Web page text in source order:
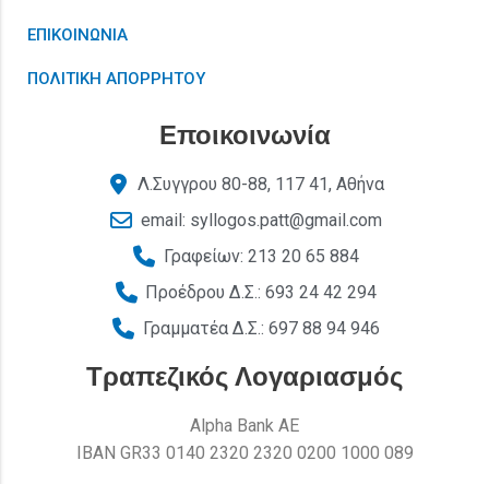
ΕΠΙΚΟΙΝΩΝΙΑ
ΠΟΛΙΤΙΚΗ ΑΠΟΡΡΗΤΟΥ
Εποικοινωνία
Λ.Συγγρου 80-88, 117 41, Αθήνα
email: syllogos.patt@gmail.com
Γραφείων: 213 20 65 884
Προέδρου Δ.Σ.: 693 24 42 294
Γραμματέα Δ.Σ.: 697 88 94 946
Τραπεζικός Λογαριασμός
Alpha Bank AE
ΙΒΑΝ GR33 0140 2320 2320 0200 1000 089